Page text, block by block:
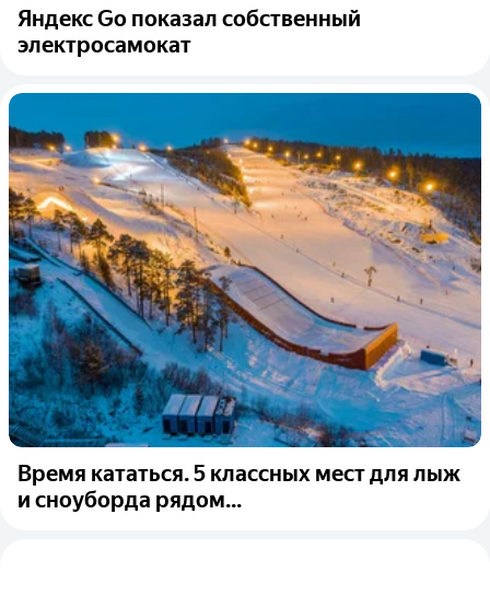
Яндекс Go показал собственный
электросамокат
Время кататься. 5 классных мест для лыж
и сноуборда рядом...